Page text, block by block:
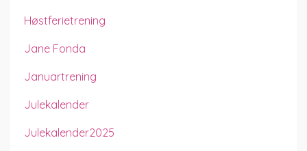
Høstferietrening
Jane Fonda
Januartrening
Julekalender
Julekalender2025